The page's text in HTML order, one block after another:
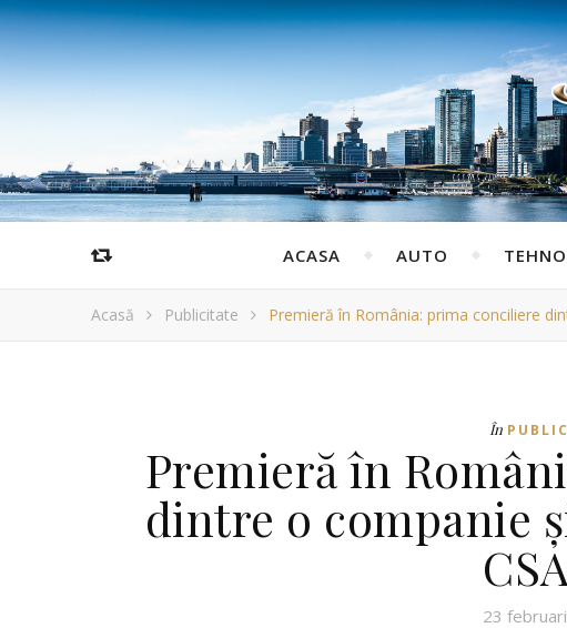
ACASA AUTO
Acasă Publicitate Premieră în România: prima conciliere
În
Premieră în
dintre o companie
23